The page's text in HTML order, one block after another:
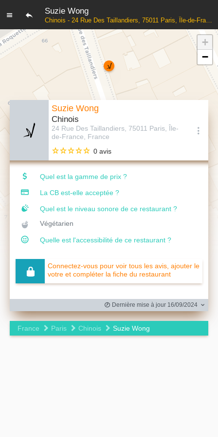
Suzie Wong
Chinois - 24 Rue Des Taillandiers, 75011 Paris, Île-de-France, France
Suzie Wong
Chinois
24 Rue Des Taillandiers, 75011 Paris, Île-
de-France, France
0 avis
Quel est la gamme de prix ?
La CB est-elle acceptée ?
Quel est le niveau sonore de ce restaurant ?
Végétarien
Quelle est l'accessibilité de ce restaurant ?
Connectez-vous pour voir tous les avis, ajouter le
votre et compléter la fiche du restaurant
Dernière mise à jour 16/09/2024
France Paris Chinois Suzie Wong
+
−